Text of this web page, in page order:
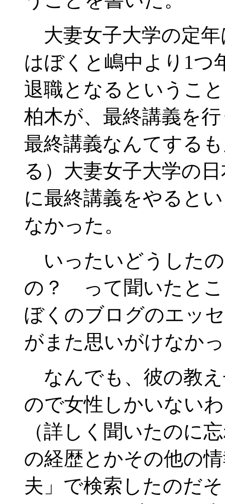
大妻女子大学の定年
はぼくと嶋中より1つ
退職となるというこ
柏木が、最終講義を
最終講義なんてする
る）大妻女子大学の
に最終講義をやると
なかった。
いったいどうした
の？ って聞いたとこ
ぼくのブログのエッ
がまた思いがけなか
なんでも、彼の教
ので女性しかいない
（詳しく聞いたのに
の経歴とかその他の
夫」で検索したのだ